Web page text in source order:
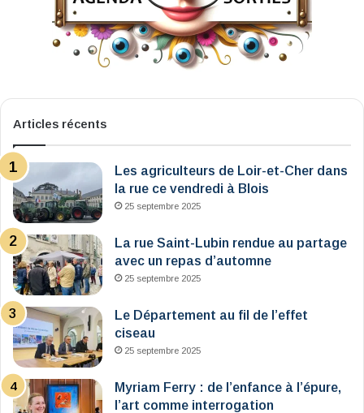
Articles récents
Les agriculteurs de Loir-et-Cher dans
la rue ce vendredi à Blois
25 septembre 2025
La rue Saint-Lubin rendue au partage
avec un repas d’automne
25 septembre 2025
Le Département au fil de l’effet
ciseau
25 septembre 2025
Myriam Ferry : de l’enfance à l’épure,
l’art comme interrogation